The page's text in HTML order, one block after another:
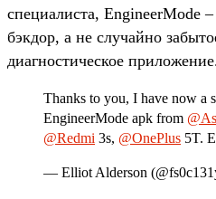
специалиста, EngineerMode
бэкдор, а не случайно
диагностическое
Thanks to you, I have now a
EngineerMode apk from
@Redmi 3s, @OnePlus 5T.
— Elliot Alderson